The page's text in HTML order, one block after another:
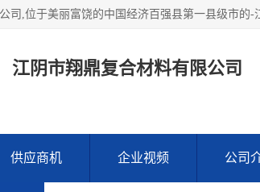
江阴市翔鼎复合材料有限公司
供应商机 企业视频 公司